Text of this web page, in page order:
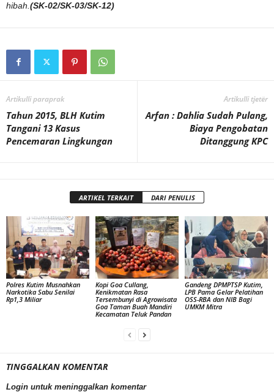
hibah. (SK-02/SK-03/SK-12)
Artikulli paraprak
Tahun 2015, BLH Kutim
Tangani 13 Kasus
Pencemaran Lingkungan
Artikulli tjetër
Arfan : Dahlia Sudah Pulang,
Biaya Pengobatan
Ditanggung KPC
ARTIKEL TERKAIT DARI PENULIS
Polres Kutim Musnahkan
Narkotika Sabu Senilai
Rp1,3 Miliar
Kopi Goa Cullang,
Kenikmatan Rasa
Tersembunyi di Agrowisata
Goa Taman Buah Mandiri
Kecamatan Teluk Pandan
Gandeng DPMPTSP Kutim,
LPB Pama Gelar Pelatihan
OSS-RBA dan NIB Bagi
UMKM Mitra
TINGGALKAN KOMENTAR
Login untuk meninggalkan komentar